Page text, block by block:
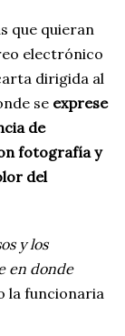
que quieran
electrónico
dirigida al
se exprese
de
fotografía y
del
y los
en donde
la funcionaria